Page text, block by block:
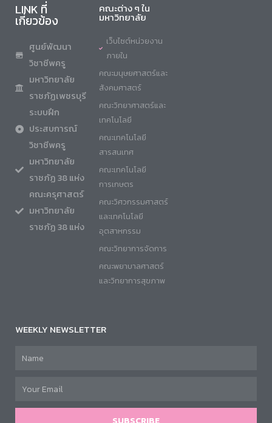
LINK ที่
เกี่ยวข้อง
ศูนย์พัฒนา
วิชาชีพครู
มหาวิทยาลัย
ราชภัฏเพชรบุรี
ระบบฝึก
ประสบการณ์
วิชาชีพครู
มหาวิทยาลัย
ราชภัฏ 38 แห่ง
คณะครุศาสตร์
มหาวิทยาลัย
ราชภัฏ 38 แห่ง
คณะต่าง ๆ ใน
มหาวิทยาลัย
เว็บไซต์หน่วยงาน
ภายใน
คณะมนุษยศาสตร์และ
สังคมศาสตร์
คณะวิทยาศาสตร์และ
เทคโนโลยี
คณะเทคโนโลยี
สารสนเทศ
คณะเทคโนโลยี
การเกษตร
คณะวิศวกรรมศาสตร์
และเทคโนโลยี
อุตสาหกรรม
คณะวิทยาการจัดการ
คณะพยาบาลศาสตร์
และวิทยาการสุขภาพ
WEEKLY NEWSLETTER